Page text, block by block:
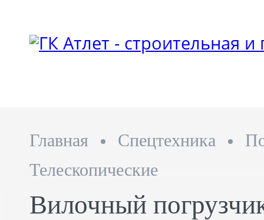
Главная Спецтехника
Телескопические
Вилочный